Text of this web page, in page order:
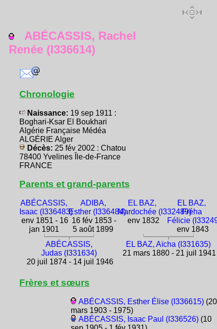
ABÉCASSIS, Rachel
Renée (I336614)
Chronologie
Naissance: 19 sep 1911 :
Boghari-Ksar El Boukhari
Algérie Française Médéa
ALGÉRIE Alger
Décès: 25 fév 2002 : Chatou
78400 Yvelines Île-de-France
FRANCE
Parents et grand-parents
ABÉCASSIS,
Isaac (I336483)
env 1851 - 16
jan 1901
ADIBA,
Esther (I336484)
16 fév 1853 -
5 août 1899
EL BAZ,
Mardochée (I332489)
env 1832
EL BAZ,
Fréha
Félicie
env 1843
ABÉCASSIS,
Judas (I331634)
20 juil 1874 - 14 juil 1946
EL BAZ, Aïcha (I331635)
21 mars 1880 - 21 juil 1941
Frères et sœurs
ABÉCASSIS, Esther Élise (I336615)(20
mars 1903 - 1975)
ABÉCASSIS, Isaac Paul (I336526)(10